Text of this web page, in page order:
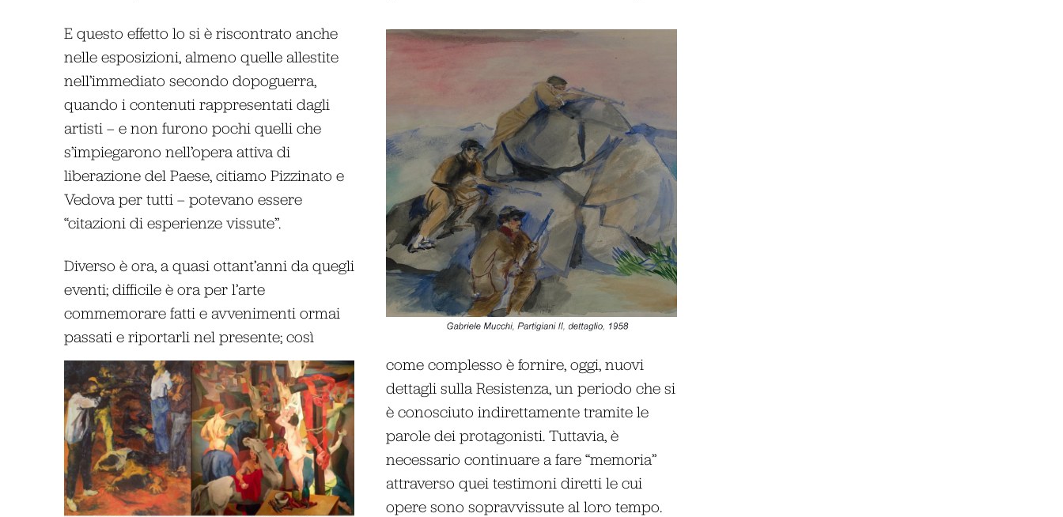
E questo effetto lo si è riscontrato anche
nelle esposizioni, almeno quelle allestite
nell’immediato secondo dopoguerra,
quando i contenuti rappresentati dagli
artisti – e non furono pochi quelli che
s’impiegarono nell’opera attiva di
liberazione del Paese, citiamo Pizzinato e
Vedova per tutti – potevano essere
“citazioni di esperienze vissute”.
Diverso è ora, a quasi ottant’anni da quegli
eventi; difficile è ora per l’arte
commemorare fatti e avvenimenti ormai
passati e riportarli nel presente; così
come complesso è fornire, oggi, nuovi
dettagli sulla Resistenza, un periodo che si
è conosciuto indirettamente tramite le
parole dei protagonisti. Tuttavia, è
necessario continuare a fare “memoria”
attraverso quei testimoni diretti le cui
opere sono sopravvissute al loro tempo.